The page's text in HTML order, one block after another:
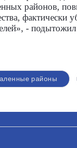
районов,
фактически
- подытожил
районы